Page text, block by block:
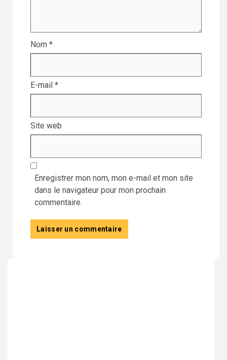
Nom *
E-mail *
Site web
Enregistrer mon nom, mon e-mail et mon site
dans le navigateur pour mon prochain
commentaire.